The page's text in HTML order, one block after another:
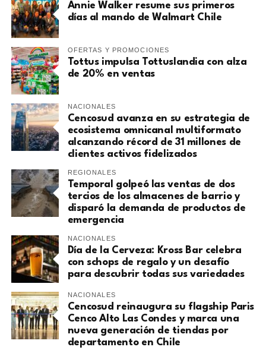
Annie Walker resume sus primeros
días al mando de Walmart Chile
OFERTAS Y PROMOCIONES
Tottus impulsa Tottuslandia con alza
de 20% en ventas
NACIONALES
Cencosud avanza en su estrategia de
ecosistema omnicanal multiformato
alcanzando récord de 31 millones de
clientes activos fidelizados
REGIONALES
Temporal golpeó las ventas de dos
tercios de los almacenes de barrio y
disparó la demanda de productos de
emergencia
NACIONALES
Día de la Cerveza: Kross Bar celebra
con schops de regalo y un desafío
para descubrir todas sus variedades
NACIONALES
Cencosud reinaugura su flagship Paris
Cenco Alto Las Condes y marca una
nueva generación de tiendas por
departamento en Chile